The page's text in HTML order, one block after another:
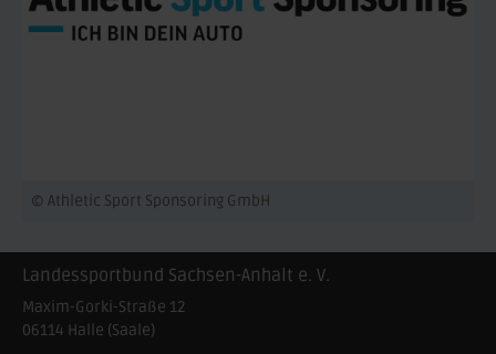
© Athletic Sport Sponsoring GmbH
Landessportbund Sachsen-Anhalt e. V.
Maxim-Gorki-Straße 12
06114 Halle (Saale)